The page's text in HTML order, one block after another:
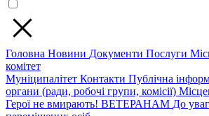
Головна Новини Документи Послуги
комітет
Муніципалітет Контакти Публічна
органи (ради, робочі групи, комісії)
Герої не вмирають! ВЕТЕРАНАМ До